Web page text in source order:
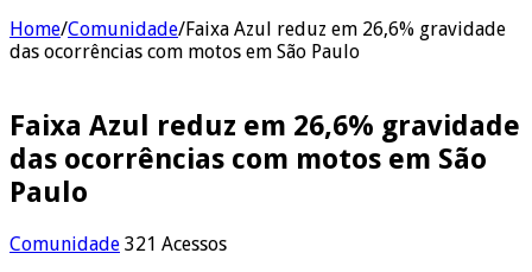
Home/Comunidade/Faixa Azul reduz em 26,6% gravidade
das ocorrências com motos em São Paulo
Faixa Azul reduz em 26,6% gravidade
das ocorrências com motos em São
Paulo
Comunidade 321 Acessos